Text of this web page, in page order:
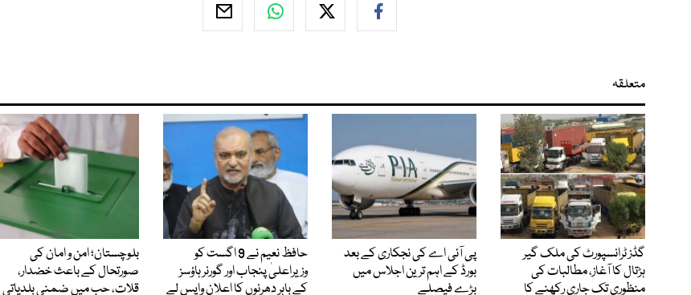
متعلقہ
گڈز ٹرانسپورٹ کی ملک گیر
ہڑتال کا آغاز، مطالبات کی
منظوری تک جاری رکھنے کا
پی آئی اے کی نجکاری کے بعد
بورڈ کے اہم ترین اجلاس میں
بڑے فیصلے
حافظ نعیم نے 9 اگست کو
وزیراعلیٰ پنجاب اور گورنر ہاؤسز
کے باہر دھرنوں کا اعلان واپس لے
بلوچستان؛ امن و امان کی
صورتحال کے باعث خضدار،
قلات، حب میں ضمنی بلدیاتی